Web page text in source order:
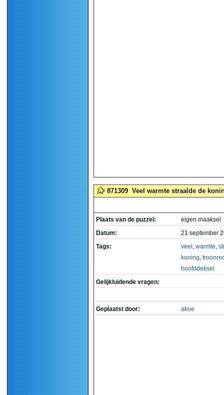
871309 Veel warmte straalde de
Plaats van de puzzel:
eigen maaksel
Datum:
21 september
Tags:
veel , warmte,
koning,
hoofddeksel
Gelijkluidende vragen:
Geplaatst door: akoe